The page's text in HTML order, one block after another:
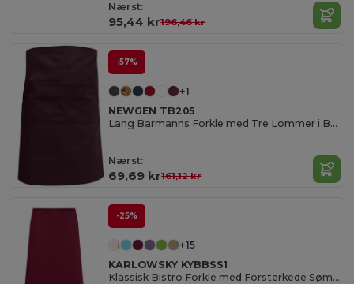
Nærst:
95,44 kr196,46 kr
-57%
+1
NEWGEN TB205
Lang Barmanns Forkle med Tre Lommer i Bomull
Nærst:
69,69 kr161,12 kr
-25%
+15
KARLOWSKY KYBBSS1
Klassisk Bistro Forkle med Forsterkede Sømmer